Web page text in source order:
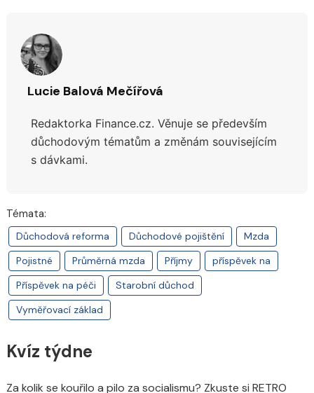
Lucie Balová Mečířová
Redaktorka Finance.cz. Věnuje se především
důchodovým tématům a změnám souvisejícím
s dávkami.
Témata:
Důchodová reforma Důchodové pojištění
Mzda
Pojistné
Průměrná mzda Příjmy
příspěvek na
Příspěvek na péči
Starobní důchod
Vyměřovací základ
Kvíz týdne
Za kolik se kouřilo a pilo za socialismu? Zkuste si RETRO